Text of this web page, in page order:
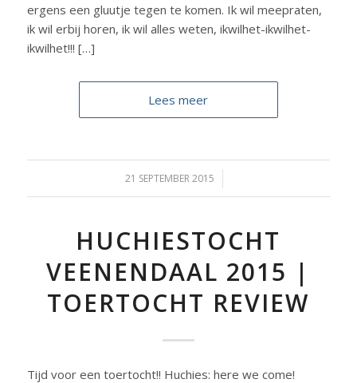
ergens een gluutje tegen te komen. Ik wil meepraten,
ik wil erbij horen, ik wil alles weten, ikwilhet-ikwilhet-
ikwilhet!!! […]
Lees meer
21 SEPTEMBER 2015
/
HUCHIESTOCHT
VEENENDAAL 2015 |
TOERTOCHT REVIEW
Tijd voor een toertocht!! Huchies: here we come!